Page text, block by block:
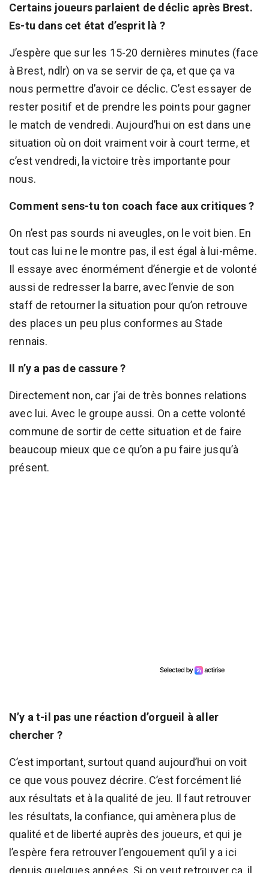
Certains joueurs parlaient de déclic après Brest.
Es-tu dans cet état d’esprit là ?
J’espère que sur les 15-20 dernières minutes (face
à Brest, ndlr) on va se servir de ça, et que ça va
nous permettre d’avoir ce déclic. C’est essayer de
rester positif et de prendre les points pour gagner
le match de vendredi. Aujourd’hui on est dans une
situation où on doit vraiment voir à court terme, et
c’est vendredi, la victoire très importante pour
nous.
Comment sens-tu ton coach face aux critiques ?
On n’est pas sourds ni aveugles, on le voit bien. En
tout cas lui ne le montre pas, il est égal à lui-même.
Il essaye avec énormément d’énergie et de volonté
aussi de redresser la barre, avec l’envie de son
staff de retourner la situation pour qu’on retrouve
des places un peu plus conformes au Stade
rennais.
Il n’y a pas de cassure ?
Directement non, car j’ai de très bonnes relations
avec lui. Avec le groupe aussi. On a cette volonté
commune de sortir de cette situation et de faire
beaucoup mieux que ce qu’on a pu faire jusqu’à
présent.
N’y a t-il pas une réaction d’orgueil à aller
chercher ?
C’est important, surtout quand aujourd’hui on voit
ce que vous pouvez décrire. C’est forcément lié
aux résultats et à la qualité de jeu. Il faut retrouver
les résultats, la confiance, qui amènera plus de
qualité et de liberté auprès des joueurs, et qui je
l’espère fera retrouver l’engouement qu’il y a ici
depuis quelques années. Si on veut retrouver ça, il